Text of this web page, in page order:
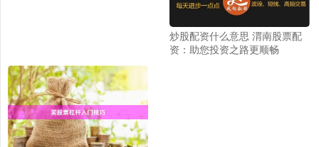
炒股配资什么意思 渭南股票配
资：助您投资之路更顺畅